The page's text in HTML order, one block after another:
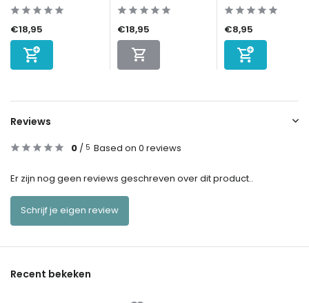
€18,95 €18,95 €8,95
Reviews
0 / 5 Based on 0 reviews
Er zijn nog geen reviews geschreven over dit product..
Schrijf je eigen review
Recent bekeken